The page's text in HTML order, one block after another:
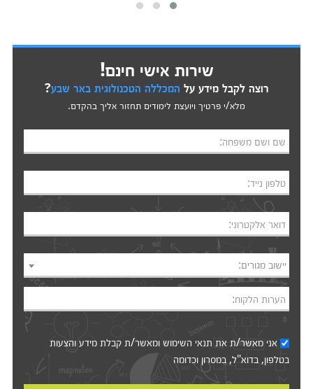
שירות אישי חינם!
רוצה לקבל מידע על המכללה הטכנולוגית באר שבע?
מלא/י פרטיך ויועצת לימודים תחזור אליך בהקדם.
שם ושם משפחה:
טלפון נייד:
דואר אלקטרוני:
יישוב מגורים:
הערות הלקוח:
אני מאשר/ת את תנאי השימושומאשר/ת קבלת מידע והצעות
בטלפון, בדוא"ל, במסרון וכדומה‎‎